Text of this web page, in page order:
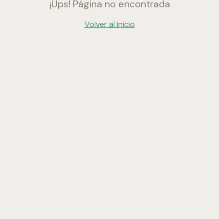
¡Ups! Página no encontrada
Volver al inicio